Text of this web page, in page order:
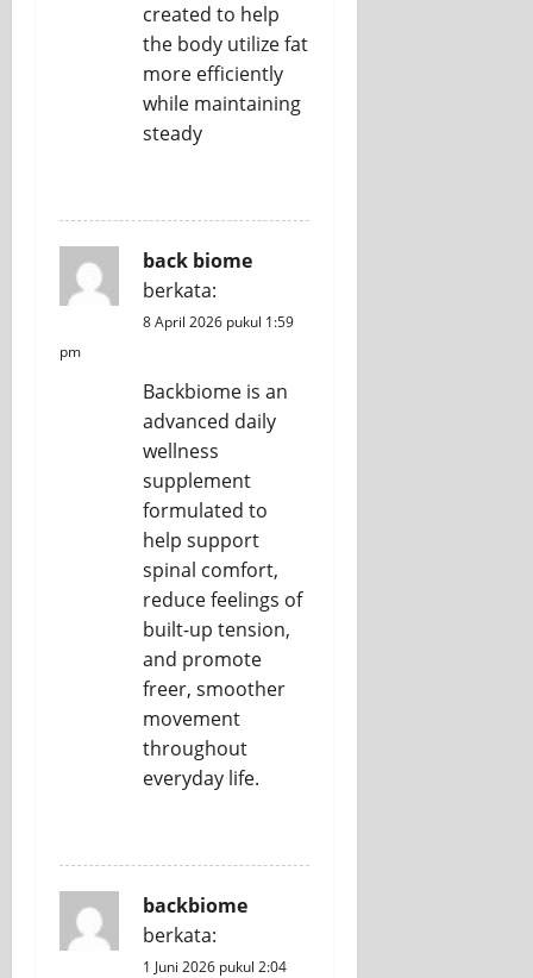
created to help
the body utilize fat
more efficiently
while maintaining
steady
back biome
berkata:
8 April 2026 pukul 1:59
pm
Backbiome is an
advanced daily
wellness
supplement
formulated to
help support
spinal comfort,
reduce feelings of
built-up tension,
and promote
freer, smoother
movement
throughout
everyday life.
backbiome
berkata:
1 Juni 2026 pukul 2:04